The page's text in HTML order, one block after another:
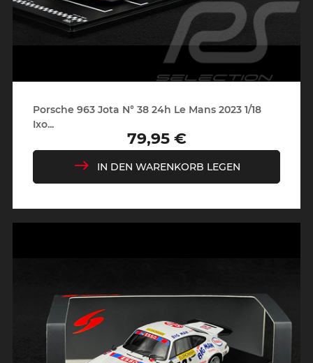
Porsche 963 Jota N° 38 24h Le Mans 2023 1/18
Ixo...
Preis
79,95 €
IN DEN WARENKORB LEGEN